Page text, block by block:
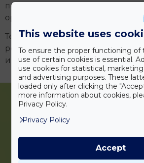
помогает определить, какие
органов следует
Тест безболезненный, поэтому
рекомендуется тем, кто может
иглой.
Iratkozzon
This website uses
To ensure the proper functioning of
use of certain cookies is essential.
use cookies for statistical,
and advertising purposes. These
loaded only after clicking the
more information about cookies,
Privacy Policy.
Privacy Policy
Accept